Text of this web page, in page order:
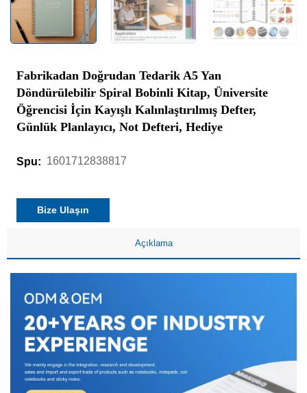
Fabrikadan Doğrudan Tedarik A5 Yan
Döndürülebilir Spiral Bobinli Kitap, Üniversite
Öğrencisi İçin Kayışlı Kalınlaştırılmış Defter,
Günlük Planlayıcı, Not Defteri, Hediye
Spu: 1601712838817
Bize Ulaşın
Açıklama